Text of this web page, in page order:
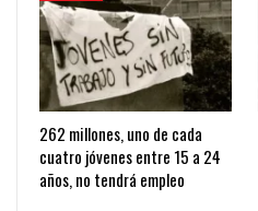
262 millones, uno de cada
cuatro jóvenes entre 15 a 24
años, no tendrá empleo